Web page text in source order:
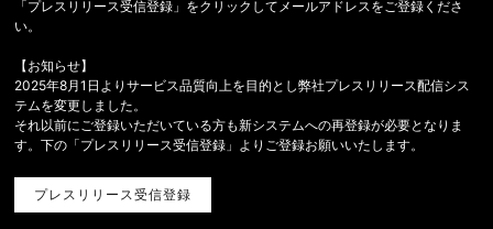
「プレスリリース受信登録」をクリックしてメールアドレスをご登録くださ
い。
【お知らせ】
2025年8月1日よりサービス品質向上を目的とし弊社プレスリリース配信シス
テムを変更しました。
それ以前にご登録いただいている方も新システムへの再登録が必要となりま
す。下の「プレスリリース受信登録」よりご登録お願いいたします。
プレスリリース受信登録